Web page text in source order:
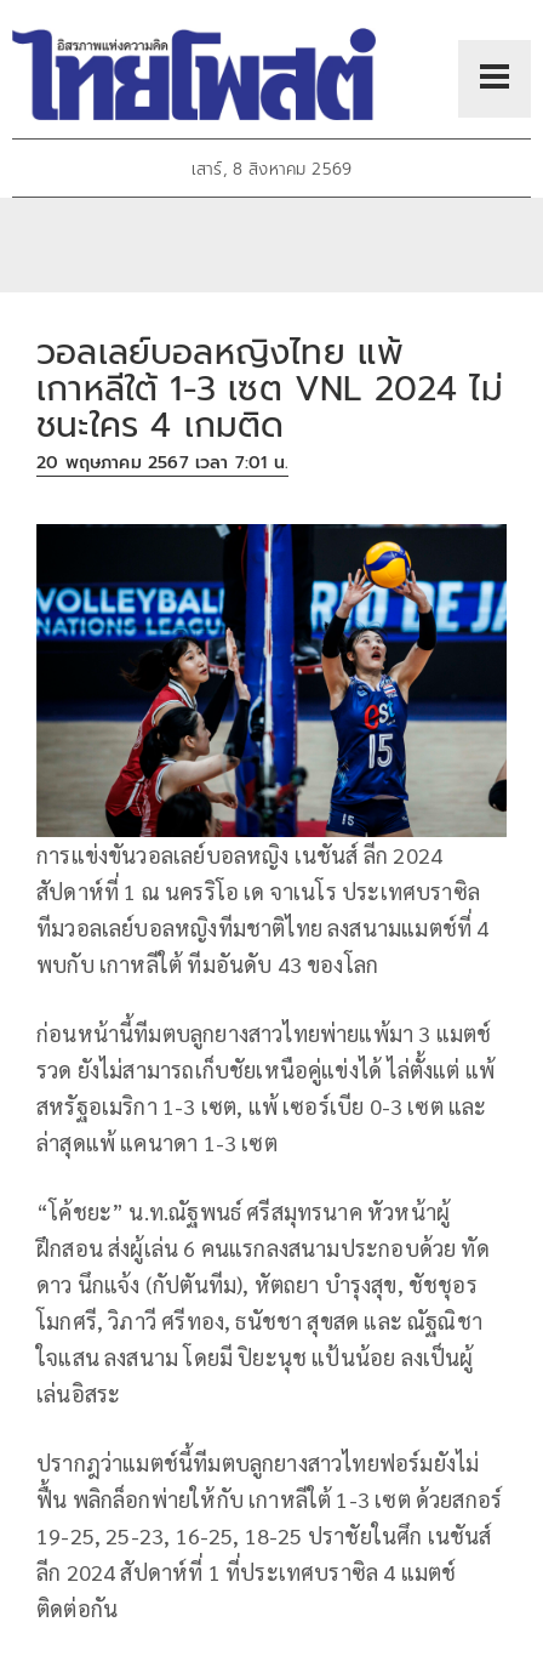
เสาร์, 8 สิงหาคม 2569
วอลเลย์บอลหญิงไทย แพ้
เกาหลีใต้ 1-3 เซต VNL 2024 ไม่
ชนะใคร 4 เกมติด
20 พฤษภาคม 2567 เวลา 7:01 น.
การแข่งขันวอลเลย์บอลหญิง เนชันส์ ลีก 2024
สัปดาห์ที่ 1 ณ นครริโอ เด จาเนโร ประเทศบราซิล
ทีมวอลเลย์บอลหญิงทีมชาติไทย ลงสนามแมตช์ที่ 4
พบกับ เกาหลีใต้ ทีมอันดับ 43 ของโลก
ก่อนหน้านี้ทีมตบลูกยางสาวไทยพ่ายแพ้มา 3 แมตช์
รวด ยังไม่สามารถเก็บชัยเหนือคู่แข่งได้ ไล่ตั้งแต่ แพ้
สหรัฐอเมริกา 1-3 เซต, แพ้ เซอร์เบีย 0-3 เซต และ
ล่าสุดแพ้ แคนาดา 1-3 เซต
“โค้ชยะ” น.ท.ณัฐพนธ์ ศรีสมุทรนาค หัวหน้าผู้
ฝึกสอน ส่งผู้เล่น 6 คนแรกลงสนามประกอบด้วย ทัด
ดาว นึกแจ้ง (กัปตันทีม), หัตถยา บำรุงสุข, ชัชชุอร
โมกศรี, วิภาวี ศรีทอง, ธนัชชา สุขสด และ ณัฐณิชา
ใจแสน ลงสนาม โดยมี ปิยะนุช แป้นน้อย ลงเป็นผู้
เล่นอิสระ
ปรากฎว่าแมตช์นี้ทีมตบลูกยางสาวไทยฟอร์มยังไม่
ฟื้น พลิกล็อกพ่ายให้กับ เกาหลีใต้ 1-3 เซต ด้วยสกอร์
19-25, 25-23, 16-25, 18-25 ปราชัยในศึก เนชันส์
ลีก 2024 สัปดาห์ที่ 1 ที่ประเทศบราซิล 4 แมตช์
ติดต่อกัน